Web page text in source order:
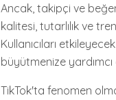
Ancak, takipçi ve
kalitesi, tutarlılık ve
Kullanıcıları
büyütmenize yardımcı
TikTok'ta fenomen